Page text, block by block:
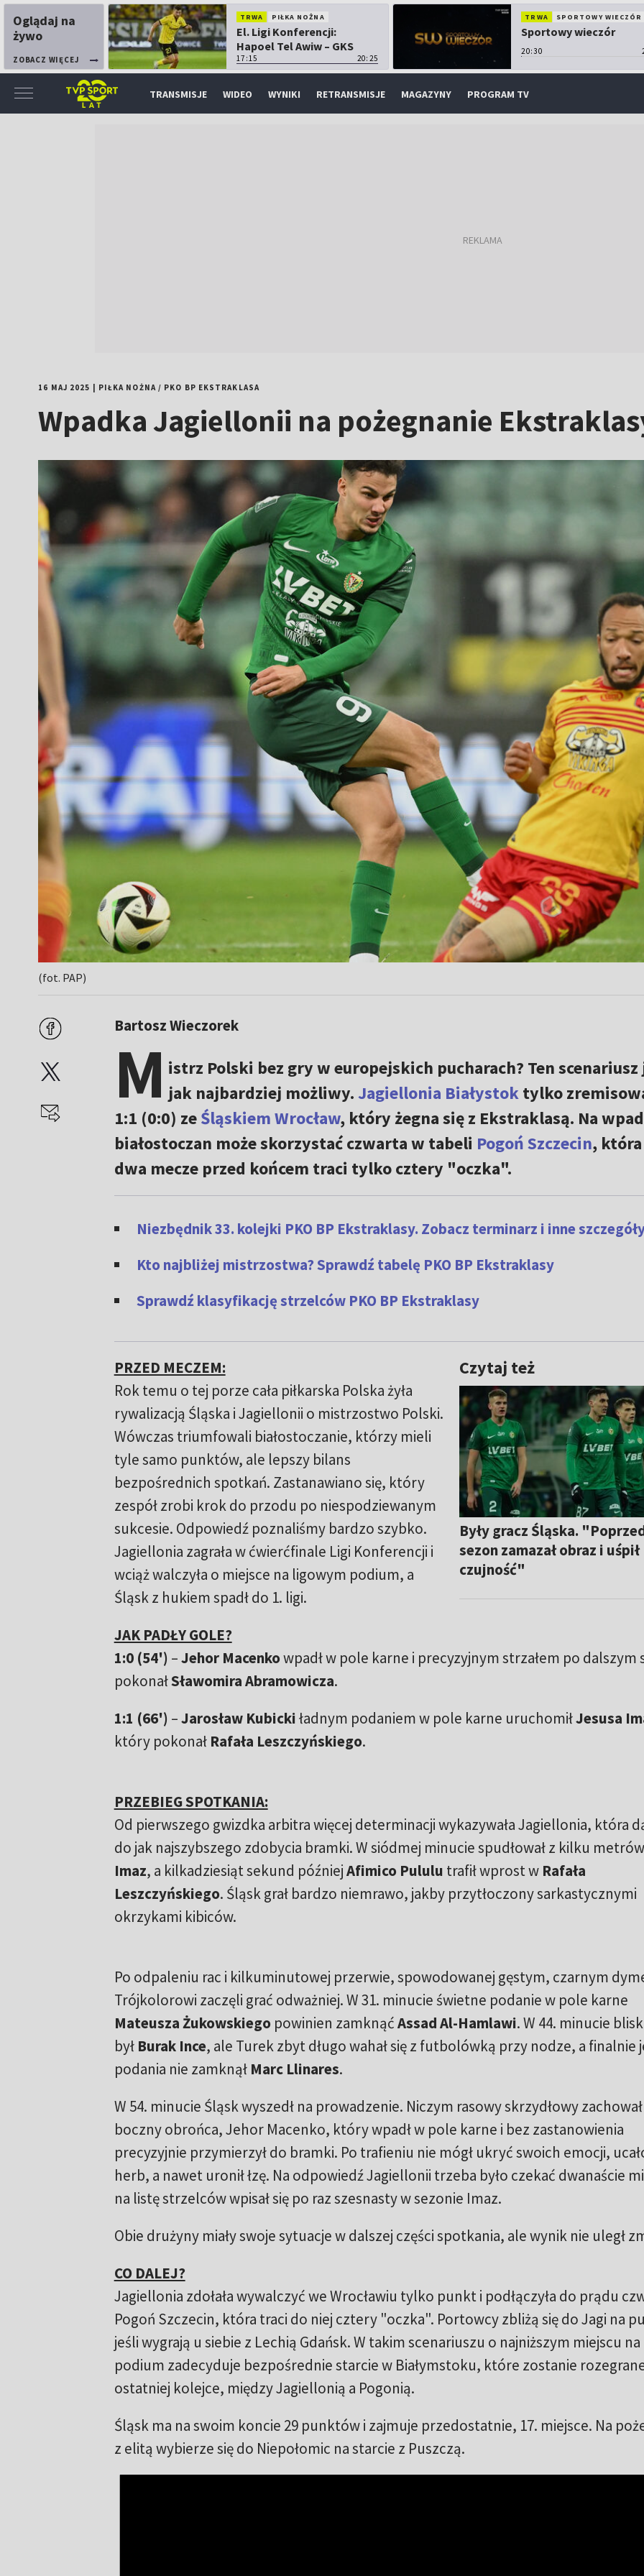
Oglądaj na
żywo
ZOBACZ WIĘCEJ
TRWA PIŁKA NOŻNA
El. Ligi Konferencji:
Hapoel Tel Awiw – GKS
Katowice
17:15 20:25
TRWA SPORTOWY WIECZÓR
Sportowy wieczór
20:30
TRANSMISJE WIDEO WYNIKI RETRANSMISJE MAGAZYNY PROGRAM TV
16 MAJ 2025 PIŁKA NOŻNA/ PKO BP EKSTRAKLASA
Wpadka Jagiellonii na pożegnanie
(fot. PAP)
Bartosz Wieczorek
M istrz Polski bez gry w europejskich pucharach? Ten scenariusz
jak najbardziej możliwy.Jagiellonia Białystoktylko
1:1 (0:0) zeŚląskiem Wrocław, który żegna się z Ekstraklasą. Na
białostoczan może skorzystać czwarta w tabeli Pogoń Szczecin,
dwa mecze przed końcem traci tylko cztery "oczka".
Niezbędnik 33. kolejki PKO BP Ekstraklasy. Zobacz terminarz i inne
Kto najbliżej mistrzostwa? Sprawdź tabelę PKO BP Ekstraklasy
Sprawdź klasyfikację strzelców PKO BP Ekstraklasy
Czytaj też
Były gracz Śląska.
sezon zamazał obraz i uśpił
czujność"
PRZED MECZEM:
Rok temu o tej porze cała piłkarska Polska żyła
rywalizacją Śląska i Jagiellonii o mistrzostwo Polski.
Wówczas triumfowali białostoczanie, którzy mieli
tyle samo punktów, ale lepszy bilans
bezpośrednich spotkań. Zastanawiano się, który
zespół zrobi krok do przodu po niespodziewanym
sukcesie. Odpowiedź poznaliśmy bardzo szybko.
Jagiellonia zagrała w ćwierćfinale Ligi Konferencji i
wciąż walczyła o miejsce na ligowym podium, a
Śląsk z hukiem spadł do 1. ligi.
JAK PADŁY GOLE?
1:0 (54') –Jehor Macenkowpadł w pole karne i precyzyjnym strzałem po dalszym
pokonałSławomira Abramowicza.
1:1 (66') –Jarosław Kubickiładnym podaniem w pole karne uruchomiłJesusa
który pokonał Rafała Leszczyńskiego.
PRZEBIEG SPOTKANIA:
Od pierwszego gwizdka arbitra więcej determinacji wykazywała Jagiellonia, która
do jak najszybszego zdobycia bramki. W siódmej minucie spudłował z kilku
Imaz, a kilkadziesiąt sekund późniejAfimico Pululu trafił wprost w Rafała
Leszczyńskiego. Śląsk grał bardzo niemrawo, jakby przytłoczony sarkastycznymi
okrzykami kibiców.
Po odpaleniu rac i kilkuminutowej przerwie, spowodowanej gęstym, czarnym
Trójkolorowi zaczęli grać odważniej. W 31. minucie świetne podanie w pole karne
Mateusza Żukowskiego powinien zamknąćAssad Al-Hamlawi. W 44. minucie
był Burak Ince, ale Turek zbyt długo wahał się z futbolówką przy nodze, a finalnie
podania nie zamknął Marc Llinares.
W 54. minucie Śląsk wyszedł na prowadzenie. Niczym rasowy skrzydłowy zachował
boczny obrońca, Jehor Macenko, który wpadł w pole karne i bez zastanowienia
precyzyjnie przymierzył do bramki. Po trafieniu nie mógł ukryć swoich emocji,
herb, a nawet uronił łzę. Na odpowiedź Jagiellonii trzeba było czekać dwanaście
na listę strzelców wpisał się po raz szesnasty w sezonie Imaz.
Obie drużyny miały swoje sytuacje w dalszej części spotkania, ale wynik nie uległ
CO DALEJ?
Jagiellonia zdołała wywalczyć we Wrocławiu tylko punkt i podłączyła do prądu
Pogoń Szczecin, która traci do niej cztery "oczka". Portowcy zbliżą się do Jagi na
jeśli wygrają u siebie z Lechią Gdańsk. W takim scenariuszu o najniższym miejscu na
podium zadecyduje bezpośrednie starcie w Białymstoku, które zostanie
ostatniej kolejce, między Jagiellonią a Pogonią.
Śląsk ma na swoim koncie 29 punktów i zajmuje przedostatnie, 17. miejsce. Na
z elitą wybierze się do Niepołomic na starcie z Puszczą.